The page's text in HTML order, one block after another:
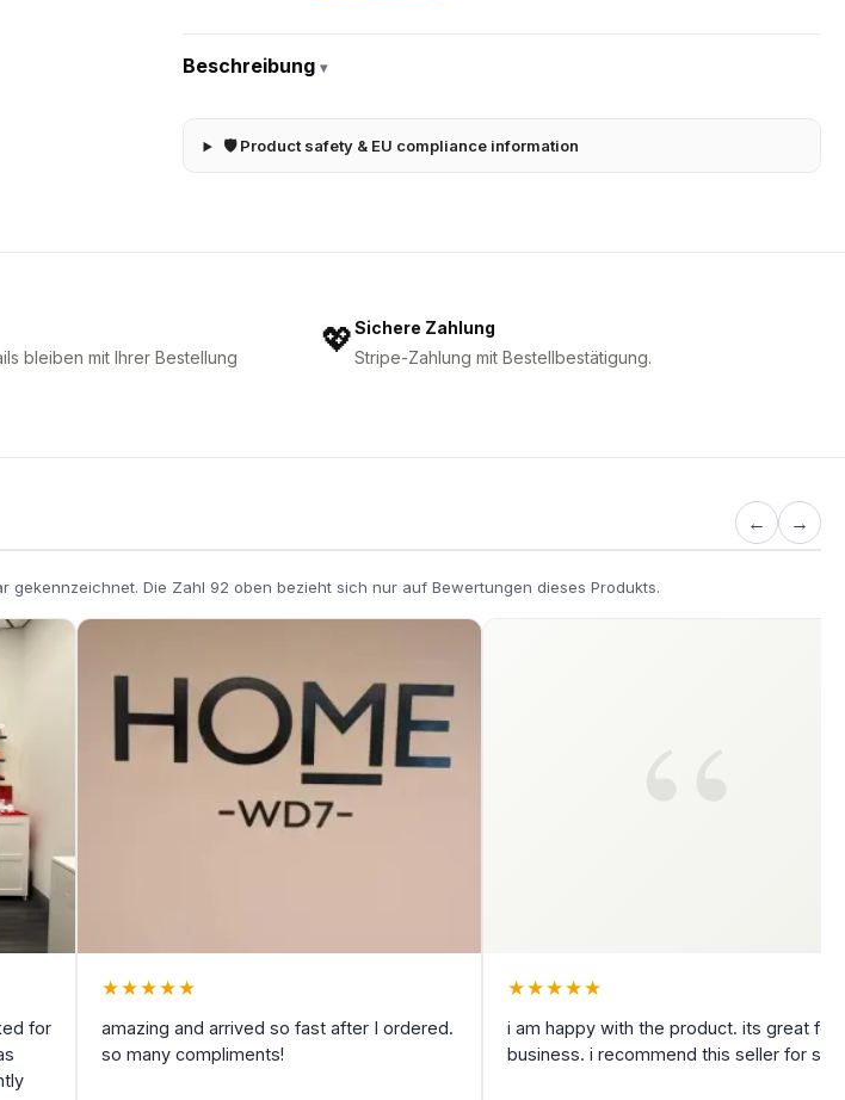
Beschreibung▾
🛡 Product safety & EU compliance information
bleiben mit Ihrer Bestellung
💖Sichere Zahlung
Stripe-Zahlung mit Bestellbestätigung.
← →
gekennzeichnet. Die Zahl 92 oben bezieht sich nur auf Bewertungen dieses Produkts.
for
★★★★★
amazing and arrived so fast after I ordered.
so many compliments!
★★★★★
i am happy with the product. its great for
business. i recommend this seller for